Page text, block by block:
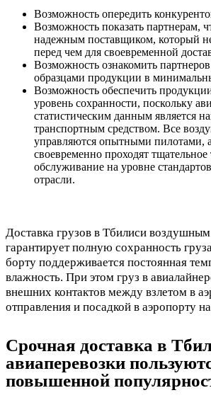
Возможность опередить
Возможность показать партнерам,
надежным поставщиком, который
перед чем для своевременной
Возможность ознакомить
образцами продукции в
Возможность обеспечить
уровень сохранности, поскольку
статистическим данным является
транспортным средством. Все
управляются опытными пилотами,
своевременно проходят тщательное
обслуживание на уровне
отрасли.
Доставка грузов в Тбилиси
гарантирует полную сохранность
борту поддерживается постоянная
влажность. При этом груз в
внешних контактов между взлетом в
отправления и посадкой в аэропорту
Срочная доставка в
авиаперевозки
повышенной